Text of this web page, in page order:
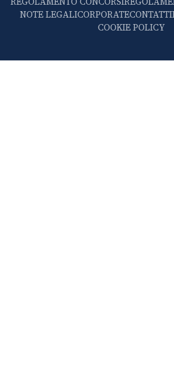
NOTE LEGALICORPORATECONTATTI
COOKIE POLICY